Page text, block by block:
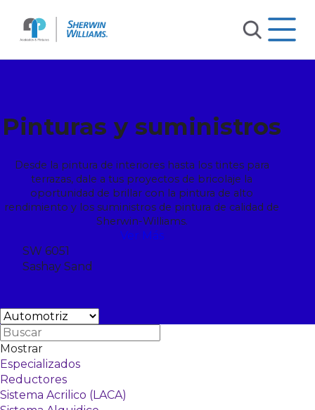
Pinturas y suministros
Desde la pintura de interiores hasta los tintes para
terrazas, dale a tus proyectos de bricolaje la
oportunidad de brillar con la pintura de alto
rendimiento y los suministros de pintura de calidad de
Sherwin-Williams.
Ver Más
SW 6051
Sashay Sand
Mostrar
Especializados
Reductores
Sistema Acrilico (LACA)